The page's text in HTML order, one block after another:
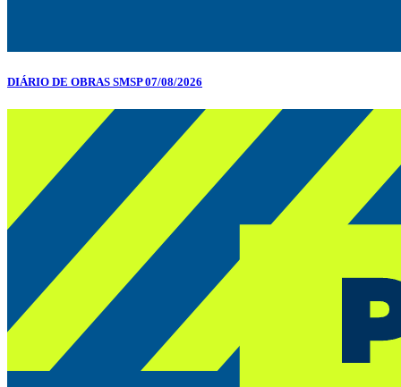
DIÁRIO DE OBRAS SMSP 07/08/2026